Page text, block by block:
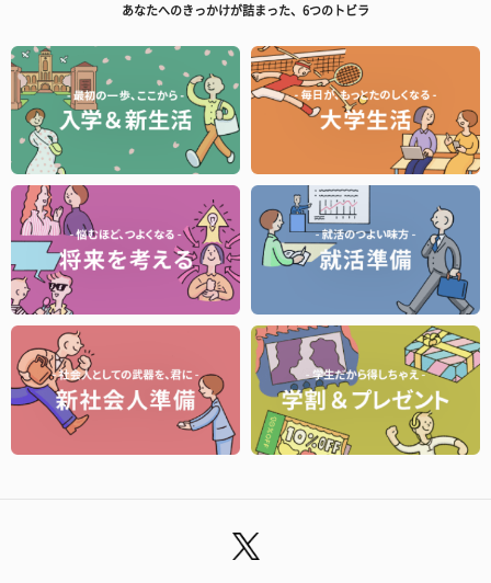
あなたへのきっかけが詰まった、6つのトビラ